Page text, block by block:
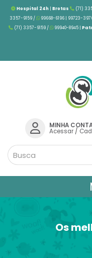
Hospital 24h| Brotas (71)
3357-9159 /
99668-6196 | 99723-
(71) 3357-9159 /
99940-8945 |
MINHA
Acessar/
Os